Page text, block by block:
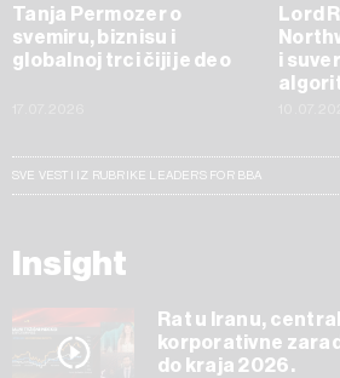
Tanja Permozer o
svemiru, biznisu i
globalnoj trci čiji je deo
Lord
i
SVE VESTI IZ RUBRIKE LEADERS FOR BBA
Insight
Rat u Iranu,
korporativne
do kraja 2026.